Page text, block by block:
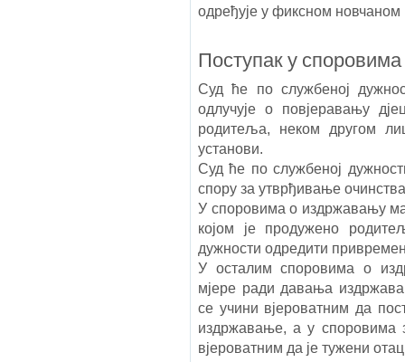
одређује у фиксном новчаном
Поступак у
Суд ће по службеној
одлучује о повјеравању
родитеља, неком другом
установи.
Суд ће по службеној
спору за утврђивање
У споровима о издржавању
којом је продужено
дужности одредити
У осталим споровима о
мјере ради давања
се учини вјероватним да
издржавање, а у споровима
вјероватним да је тужени отац